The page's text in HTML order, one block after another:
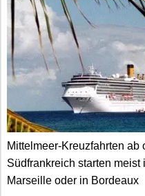
Mittelmeer-Kreuzfahrten ab
Südfrankreich starten meist
Marseille oder in Bordeaux